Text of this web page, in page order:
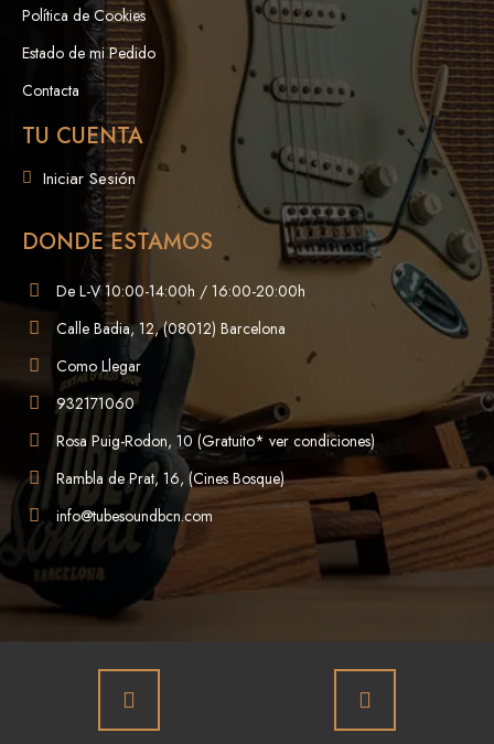
Política de Cookies
Estado de mi Pedido
Contacta
TU CUENTA
Iniciar Sesión
DONDE ESTAMOS
De L-V 10:00-14:00h / 16:00-20:00h
Calle Badia, 12, (08012) Barcelona
Como Llegar
932171060
Rosa Puig-Rodon, 10 (Gratuito* ver condiciones)
Rambla de Prat, 16, (Cines Bosque)
info@tubesoundbcn.com